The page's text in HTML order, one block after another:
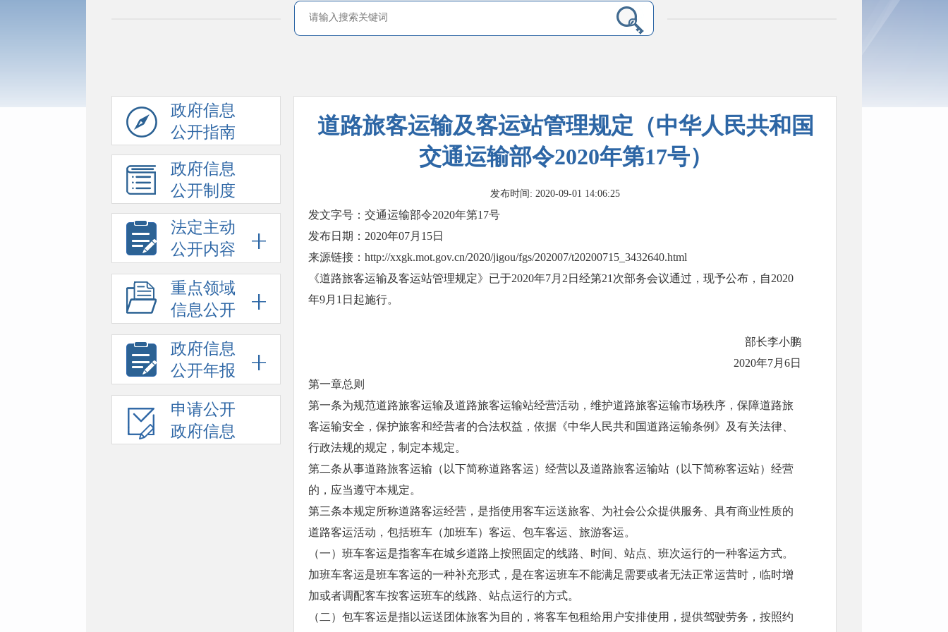
政府信息
公开指南
政府信息
公开制度
法定主动
公开内容
重点领域
信息公开
政府信息
公开年报
申请公开
政府信息
道路旅客运输及客运站管理规定（中华人民共和国
交通运输部令2020年第17号）
发布时间: 2020-09-01 14:06:25
发文字号：交通运输部令2020年第17号
发布日期：2020年07月15日
来源链接：http://xxgk.mot.gov.cn/2020/jigou/fgs/202007/t20200715_3432640.html
《道路旅客运输及客运站管理规定》已于2020年7月2日经第21次部务会议通过，现予公布，自2020
年9月1日起施行。
部长李小鹏
2020年7月6日
第一章总则
第一条为规范道路旅客运输及道路旅客运输站经营活动，维护道路旅客运输市场秩序，保障道路旅
客运输安全，保护旅客和经营者的合法权益，依据《中华人民共和国道路运输条例》及有关法律、
行政法规的规定，制定本规定。
第二条从事道路旅客运输（以下简称道路客运）经营以及道路旅客运输站（以下简称客运站）经营
的，应当遵守本规定。
第三条本规定所称道路客运经营，是指使用客车运送旅客、为社会公众提供服务、具有商业性质的
道路客运活动，包括班车（加班车）客运、包车客运、旅游客运。
（一）班车客运是指客车在城乡道路上按照固定的线路、时间、站点、班次运行的一种客运方式。
加班车客运是班车客运的一种补充形式，是在客运班车不能满足需要或者无法正常运营时，临时增
加或者调配客车按客运班车的线路、站点运行的方式。
（二）包车客运是指以运送团体旅客为目的，将客车包租给用户安排使用，提供驾驶劳务，按照约